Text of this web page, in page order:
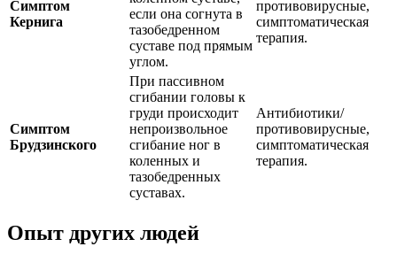
Симптом
Кернига
если она согнута в
тазобедренном
суставе под прямым
углом.
противовирусные,
симптоматическая
терапия.
Симптом
Брудзинского
При пассивном
сгибании головы к
груди происходит
непроизвольное
сгибание ног в
коленных и
тазобедренных
суставах.
Антибиотики/
противовирусные,
симптоматическая
терапия.
Опыт других людей